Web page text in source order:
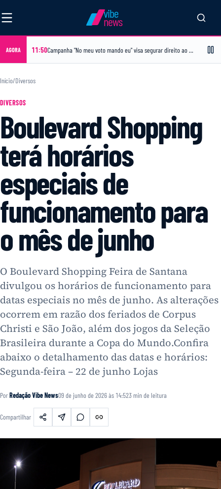
vibe
news
AGORA 11:50 Campanha "No meu voto mando eu" visa segurar direito ao voto secreto
Início/Diversos
DIVERSOS
Boulevard Shopping
terá horários
especiais de
funcionamento para
o mês de junho
O Boulevard Shopping Feira de Santana
divulgou os horários de funcionamento para
datas especiais no mês de junho. As alterações
ocorrem em razão dos feriados de Corpus
Christi e São João, além dos jogos da Seleção
Brasileira durante a Copa do Mundo.Confira
abaixo o detalhamento das datas e horários:
Segunda-feira – 22 de junho Lojas
PorRedação Vibe News09 de junho de 2026 às 14:523 min de leitura
Compartilhar